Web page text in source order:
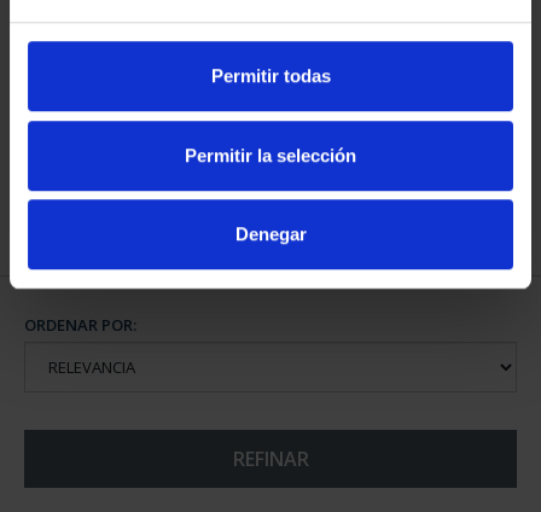
Permitir todas
Permitir la selección
Denegar
425 ANIV VELÁZQUEZ
610,00 €
PROCLAMACIÓN FELIPE
610,00 €
ORDENAR POR:
REFINAR